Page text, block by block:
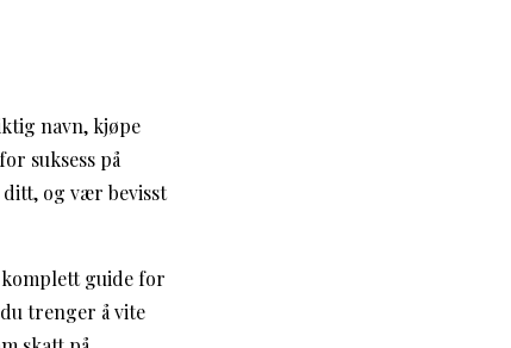
navn, kjøpe
suksess på
ditt, og vær bevisst
komplett guide for
trenger å vite